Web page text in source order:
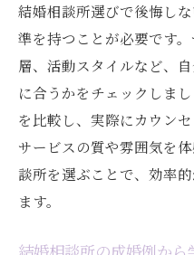
結婚相談所選びで後悔し
準を持つことが必要です
層、活動スタイルなど、
に合うかをチェックしま
を比較し、実際にカウン
サービスの質や雰囲気を
談所を選ぶことで、効率
ます。